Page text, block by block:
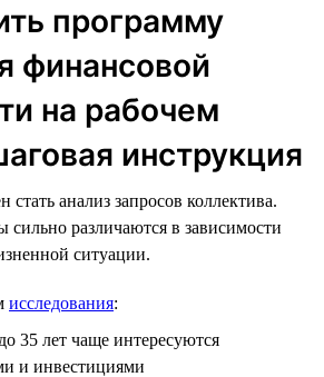
программу
финансовой
на рабочем
инструкция
анализ запросов коллектива.
различаются в зависимости
ситуации.
исследования:
35 лет чаще интересуются
и инвестициями